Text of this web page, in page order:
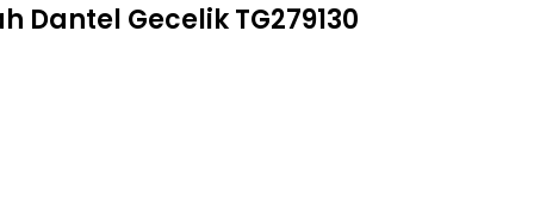
Dantel Gecelik TG279130